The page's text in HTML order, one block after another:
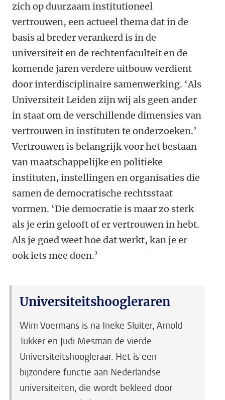
zich op duurzaam institutioneel
vertrouwen, een actueel thema dat in de
basis al breder verankerd is in de
universiteit en de rechtenfaculteit en de
komende jaren verdere uitbouw verdient
door interdisciplinaire samenwerking. ‘Als
Universiteit Leiden zijn wij als geen ander
in staat om de verschillende dimensies van
vertrouwen in instituten te onderzoeken.’
Vertrouwen is belangrijk voor het bestaan
van maatschappelijke en politieke
instituten, instellingen en organisaties die
samen de democratische rechtsstaat
vormen. ‘Die democratie is maar zo sterk
als je erin gelooft of er vertrouwen in hebt.
Als je goed weet hoe dat werkt, kan je er
ook iets mee doen.’
Universiteitshoogleraren
Wim Voermans is na Ineke Sluiter, Arnold
Tukker en Judi Mesman de vierde
Universiteitshoogleraar. Het is een
bijzondere functie aan Nederlandse
universiteiten, die wordt bekleed door